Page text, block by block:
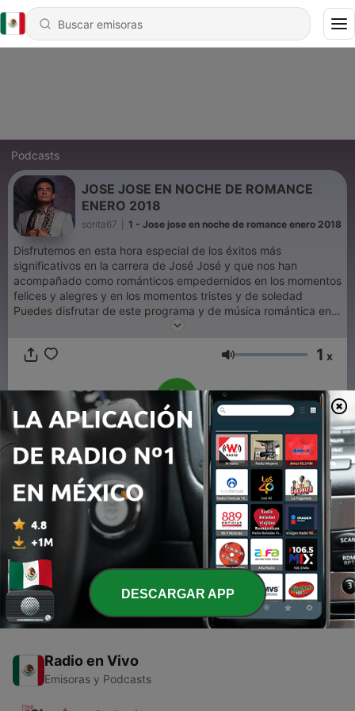
Podcasts
JOSE JOSE EN NOCHE DE ROMANCE
ENERO 2018
sorita67 1 - Jose jose en noche de romance enero 2018
Disfrutemos en esta hora especial de los éxitos más
significativos en la carrera de José José y que nos han
acompañado como románticos empedernidos en los momentos
felices y alegres y en los momentos tristes y de soledad
Puedes disfrutar de este programa y de música romántica en
Soritaradio1.blogspot.com O descarga nuestra aplicación
radio That is for you
Volumen 1 x
00:00
Episodios
- Jose jose en noche de romance enero 2018
Radio en Vivo
Emisoras y Podcasts
DESCARGAR APP